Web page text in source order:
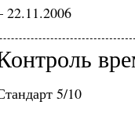
5/10